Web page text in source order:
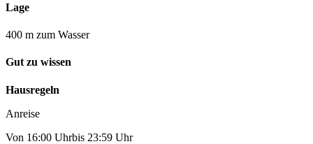
Lage
400 m zum Wasser
Gut zu wissen
Hausregeln
Anreise
Von 16:00 Uhrbis 23:59 Uhr